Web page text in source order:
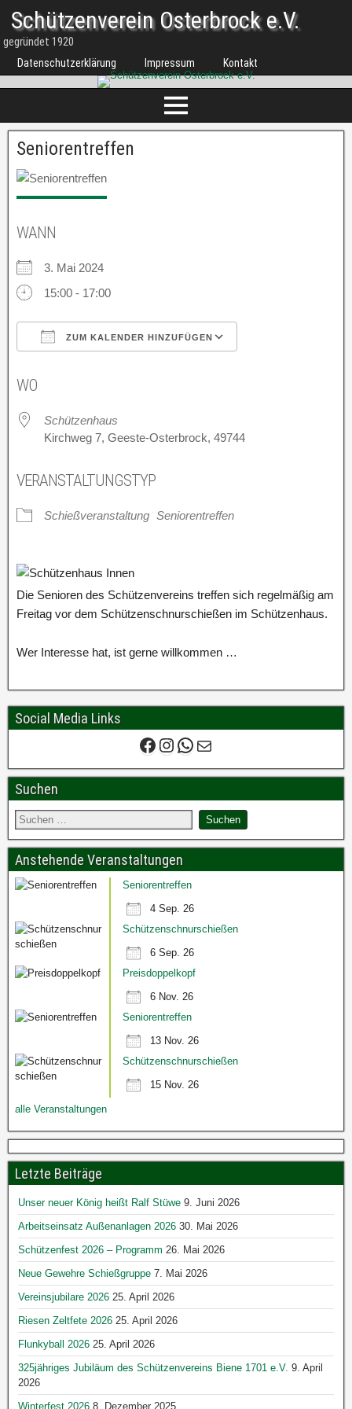
Schützenverein Osterbrock e.V.
gegründet 1920
Datenschutzerklärung Impressum Kontakt
Seniorentreffen
WANN
3. Mai 2024
15:00 - 17:00
ZUM KALENDER HINZUFÜGEN
WO
Schützenhaus
Kirchweg 7, Geeste-Osterbrock, 49744
VERANSTALTUNGSTYP
Schießveranstaltung Seniorentreffen
Die Senioren des Schützenvereins treffen sich regelmäßig am
Freitag vor dem Schützenschnurschießen im Schützenhaus.
Wer Interesse hat, ist gerne willkommen …
Social Media Links
Suchen
Anstehende Veranstaltungen
Seniorentreffen
4 Sep. 26
Schützenschnurschießen
6 Sep. 26
Preisdoppelkopf
6 Nov. 26
Seniorentreffen
13 Nov. 26
Schützenschnurschießen
15 Nov. 26
alle Veranstaltungen
Letzte Beiträge
Unser neuer König heißt Ralf Stüwe 9. Juni 2026
Arbeitseinsatz Außenanlagen 2026 30. Mai 2026
Schützenfest 2026 – Programm 26. Mai 2026
Neue Gewehre Schießgruppe 7. Mai 2026
Vereinsjubilare 2026 25. April 2026
Riesen Zeltfete 2026 25. April 2026
Flunkyball 2026 25. April 2026
325jähriges Jubiläum des Schützenvereins Biene 1701 e.V. 9. April
2026
Winterfest 2026 8. Dezember 2025